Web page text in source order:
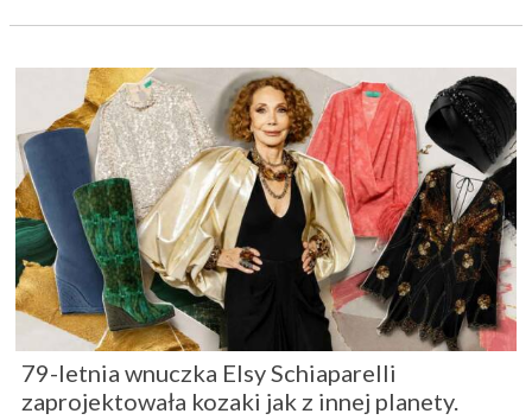
79-letnia wnuczka Elsy Schiaparelli
zaprojektowała kozaki jak z innej planety.